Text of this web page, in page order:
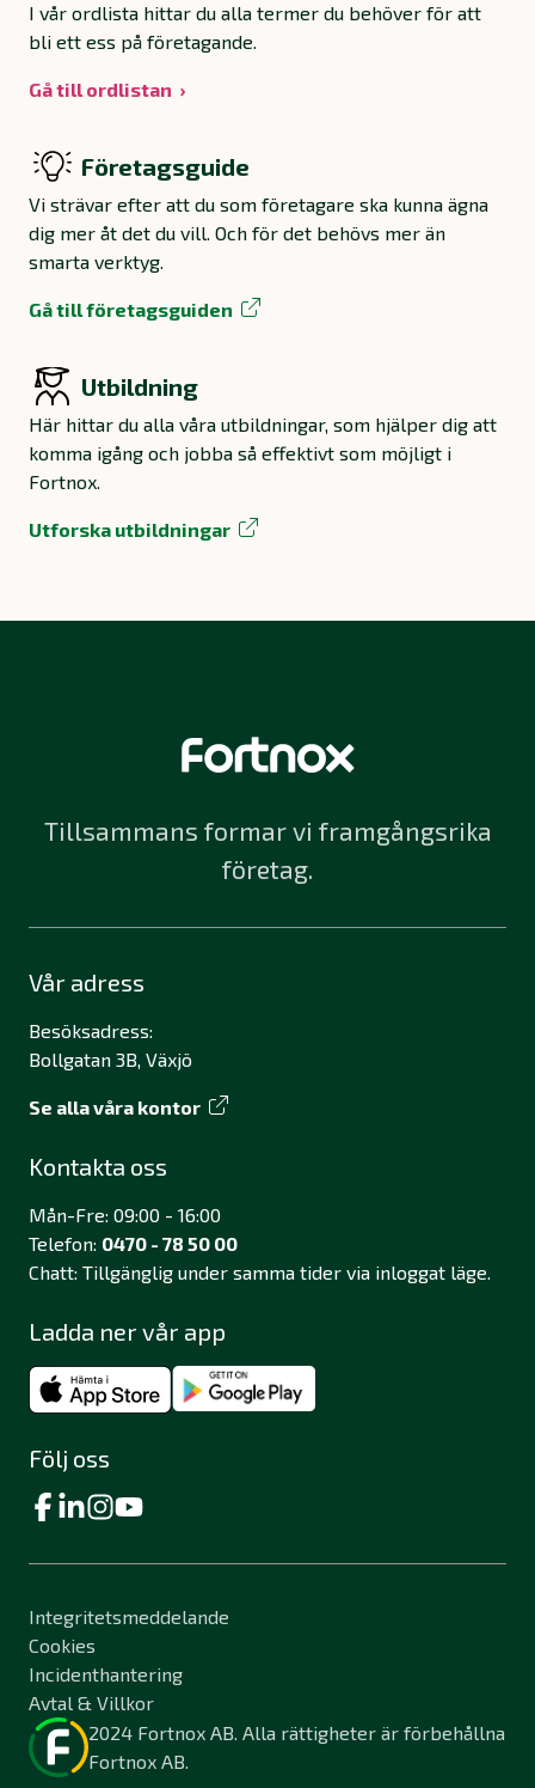
I vår ordlista hittar du alla termer du behöver för att
bli ett ess på företagande.
Gå till ordlistan
Företagsguide
Vi strävar efter att du som företagare ska kunna ägna
dig mer åt det du vill. Och för det behövs mer än
smarta verktyg.
Gå till företagsguiden
Utbildning
Här hittar du alla våra utbildningar, som hjälper dig att
komma igång och jobba så effektivt som möjligt i
Fortnox.
Utforska utbildningar
Tillsammans formar vi framgångsrika
företag.
Vår adress
Besöksadress:
Bollgatan 3B, Växjö
Se alla våra kontor
Kontakta oss
Mån-Fre: 09:00 - 16:00
Telefon: 0470 - 78 50 00
Chatt: Tillgänglig under samma tider via inloggat läge.
Ladda ner vår app
Följ oss
Integritetsmeddelande
Cookies
Incidenthantering
Avtal & Villkor
2024 Fortnox AB. Alla rättigheter är förbehållna
Fortnox AB.